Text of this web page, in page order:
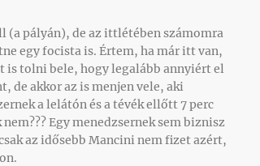
(a pályán), de az ittlétében számomra
egy focista is. Értem, ha már itt van,
is tolni bele, hogy legalább annyiért el
de akkor az is menjen vele, aki
a lelátón és a tévék ellőtt 7 perc
Egy menedzsernek sem biznisz
az idősebb Mancini nem fizet azért,